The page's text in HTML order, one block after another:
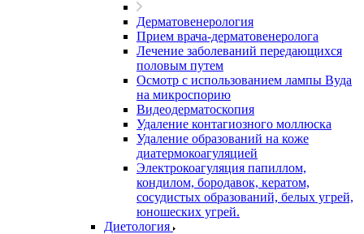
Дерматовенерология
Прием врача-дерматовенеролога
Лечение заболеваний передающихся
половым путем
Осмотр с использованием лампы Вуда
на микроспорию
Видеодерматоскопия
Удаление контагиозного моллюска
Удаление образований на коже
диатермокоагуляцией
Электрокоагуляция папиллом,
кондилом, бородавок, кератом,
сосудистых образований, белых угрей,
юношеских угрей.
Диетология